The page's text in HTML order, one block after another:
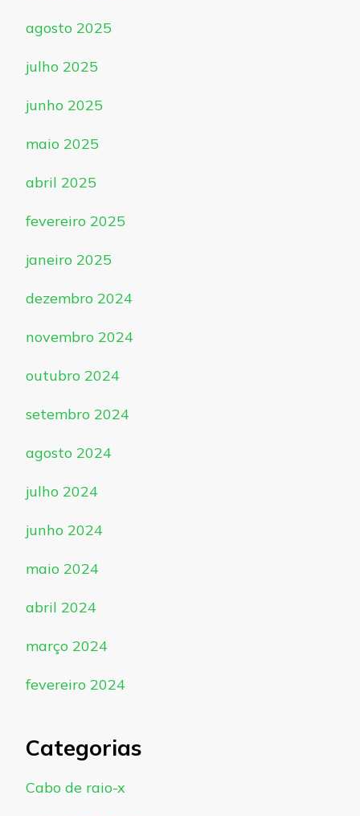
agosto 2025
julho 2025
junho 2025
maio 2025
abril 2025
fevereiro 2025
janeiro 2025
dezembro 2024
novembro 2024
outubro 2024
setembro 2024
agosto 2024
julho 2024
junho 2024
maio 2024
abril 2024
março 2024
fevereiro 2024
Categorias
Cabo de raio-x